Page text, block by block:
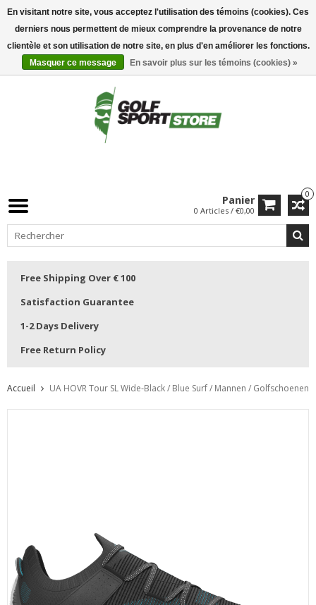
0
Panier
0 Articles / €0,00
Free Shipping Over € 100
Satisfaction Guarantee
1-2 Days Delivery
Free Return Policy
Accueil UA HOVR Tour SL Wide-Black / Blue Surf / Mannen / Golfschoenen
En visitant notre site, vous acceptez l'utilisation des témoins (cookies). Ces
derniers nous permettent de mieux comprendre la provenance de notre
clientèle et son utilisation de notre site, en plus d'en améliorer les fonctions.
Masquer ce message
En savoir plus sur les témoins (cookies) »